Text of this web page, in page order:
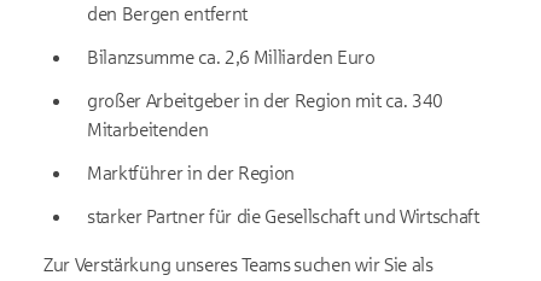
den Bergen entfernt
Bilanzsumme ca. 2,6 Milliarden Euro
großer Arbeitgeber in der Region mit ca. 340
Mitarbeitenden
Marktführer in der Region
starker Partner für die Gesellschaft und Wirtschaft
Zur Verstärkung unseres Teams suchen wir Sie als